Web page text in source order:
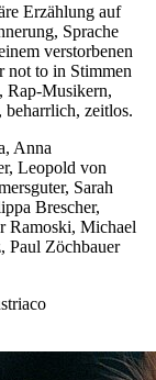
Erzählung auf
Sprache
verstorbenen
not to in Stimmen
Rap-Musikern,
beharrlich, zeitlos.
Anna
Leopold von
Sarah
Brescher,
Ramoski, Michael
Paul Zöchbauer